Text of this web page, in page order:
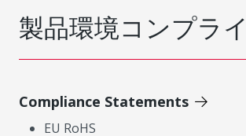
製品環境コンプラ
Compliance Statements
EU RoHS